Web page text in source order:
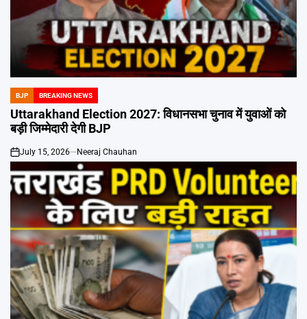
POSTED
IN
BJP BREAKING NEWS
Uttarakhand Election 2027: विधानसभा चुनाव में युवाओं को
बड़ी जिम्मेदारी देगी BJP
on
July 15, 2026 Neeraj Chauhan